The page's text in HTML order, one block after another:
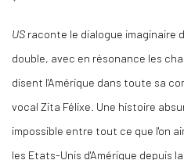
US raconte le dialogue imaginaire
double, avec en résonance les
disent l'Amérique dans toute sa
vocal Zita Félixe. Une histoire
impossible entre tout ce que l'on
les Etats-Unis d'Amérique depuis la